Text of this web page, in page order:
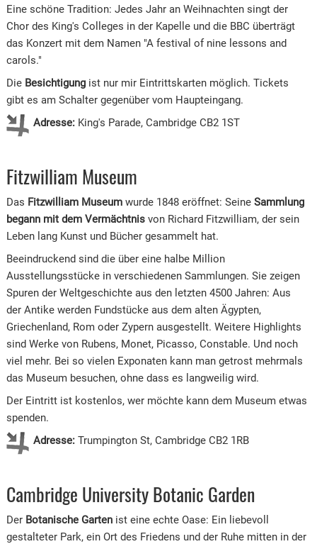
Eine schöne Tradition: Jedes Jahr an Weihnachten singt der
Chor des King's Colleges in der Kapelle und die BBC überträgt
das Konzert mit dem Namen "A festival of nine lessons and
carols."
Die Besichtigungist nur mir Eintrittskarten möglich. Tickets
gibt es am Schalter gegenüber vom Haupteingang.
Adresse:King's Parade, Cambridge CB2 1ST
Fitzwilliam Museum
Das Fitzwilliam Museumwurde 1848 eröffnet: Seine Sammlung
begann mit dem Vermächtnisvon Richard Fitzwilliam, der sein
Leben lang Kunst und Bücher gesammelt hat.
Beeindruckend sind die über eine halbe Million
Ausstellungsstücke in verschiedenen Sammlungen. Sie zeigen
Spuren der Weltgeschichte aus den letzten 4500 Jahren: Aus
der Antike werden Fundstücke aus dem alten Ägypten,
Griechenland, Rom oder Zypern ausgestellt. Weitere Highlights
sind Werke von Rubens, Monet, Picasso, Constable. Und noch
viel mehr. Bei so vielen Exponaten kann man getrost mehrmals
das Museum besuchen, ohne dass es langweilig wird.
Der Eintritt ist kostenlos, wer möchte kann dem Museum etwas
spenden.
Adresse:Trumpington St, Cambridge CB2 1RB
Cambridge University Botanic Garden
Der Botanische Gartenist eine echte Oase: Ein liebevoll
gestalteter Park, ein Ort des Friedens und der Ruhe mitten in der